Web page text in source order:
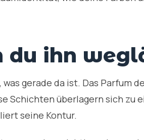
du ihn
gerade da ist. Das Parfum
Schichten überlagern sich zu
seine Kontur.